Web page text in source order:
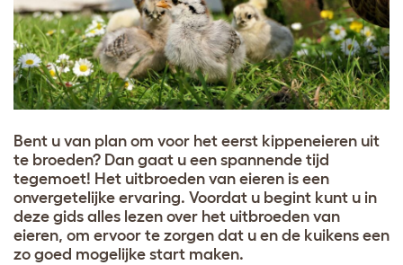
Bent u van plan om voor het eerst kippeneieren uit
te broeden? Dan gaat u een spannende tijd
tegemoet! Het uitbroeden van eieren is een
onvergetelijke ervaring. Voordat u begint kunt u in
deze gids alles lezen over het uitbroeden van
eieren, om ervoor te zorgen dat u en de kuikens een
zo goed mogelijke start maken.